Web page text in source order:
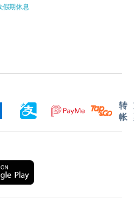
以达到最佳效果。初次
个人体质逐步增加剂
及哺乳期妇女请咨询医
童无法触及之处。
工作天内安排发货。
有所影响。 当八号烈
的供应情况再作最后确
ESDlife未能提供任何订
ESDlife有权拒绝接
，有责任检查货品是否
假期休息
转
帐